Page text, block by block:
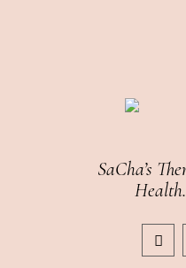
SaCha’s